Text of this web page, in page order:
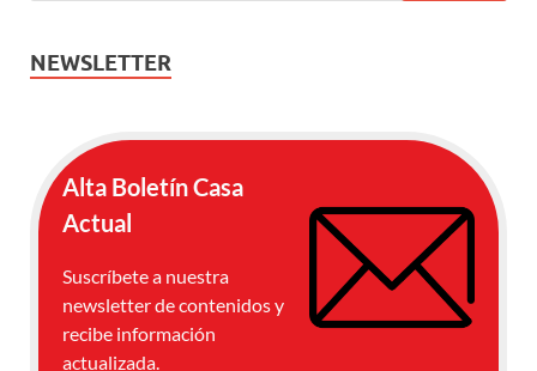
NEWSLETTER
Alta Boletín Casa
Actual
Suscríbete a nuestra
newsletter de contenidos y
recibe información
actualizada.